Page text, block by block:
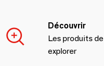
Découvrir
Les produits
explorer